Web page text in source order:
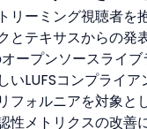
リーミング視聴者を
とテキサスからの発
ープンソースライ
いLUFSコンプライ
フォルニアを対象と
性メトリクスの改善